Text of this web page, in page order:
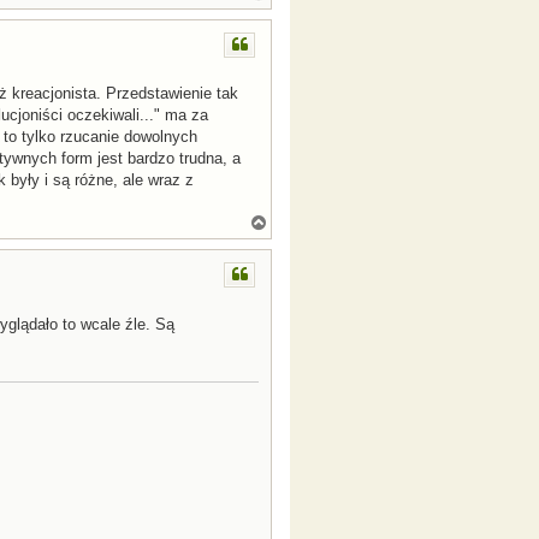
a
g
kreacjonista. Przedstawienie tak
oczekiwali..." ma za
to tylko rzucanie dowolnych
form jest bardzo trudna, a
były i są różne, ale wraz z
a
g
to wcale źle. Są